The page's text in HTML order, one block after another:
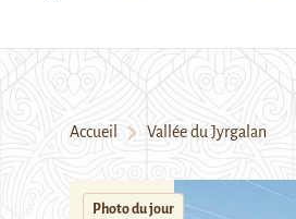
Accueil Vallée du Jyrgalan
Photo du jour